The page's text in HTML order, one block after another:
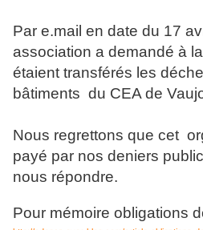
Par e.mail en date du 17
association a demandé à
étaient transférés les
bâtiments du CEA de
Nous regrettons que cet
payé par nos deniers
nous répondre.
Pour mémoire obligations